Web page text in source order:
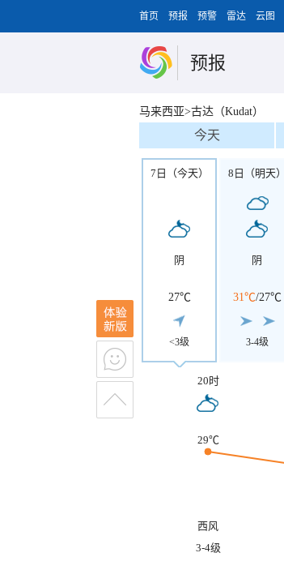
首页 预报 预警 雷达 云图
预报
马来西亚>古达（Kudat）
今天
7日（今天）
阴
27℃
<3级
8日（明天）
阴
31℃/27℃
3-4级
20时
29℃
西风
3-4级